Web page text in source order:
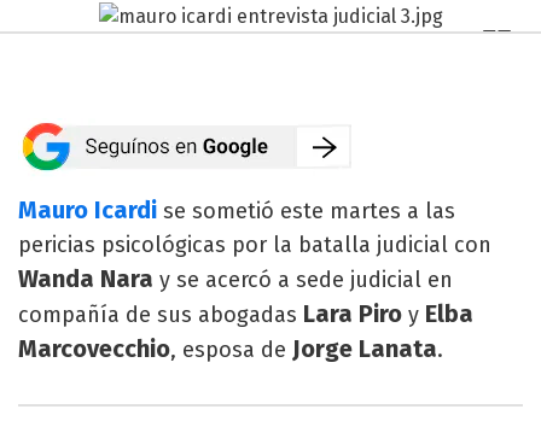
Mauro Icardi se sometió este martes a las
pericias psicológicas por la batalla judicial con
Wanda Nara y se acercó a sede judicial en
compañía de sus abogadas Lara Piro y Elba
Marcovecchio, esposa de Jorge Lanata.